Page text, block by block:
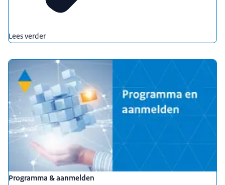
Lees verder
Programma & aanmelden